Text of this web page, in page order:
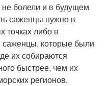
болели и в будущем
саженцы нужно в
точках либо в
которые были
их собираются
быстрее, чем их
регионов.